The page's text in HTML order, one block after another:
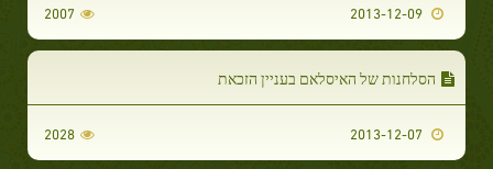
2007
הסלחנות של האיסלאם בעניין הזכאת
2028